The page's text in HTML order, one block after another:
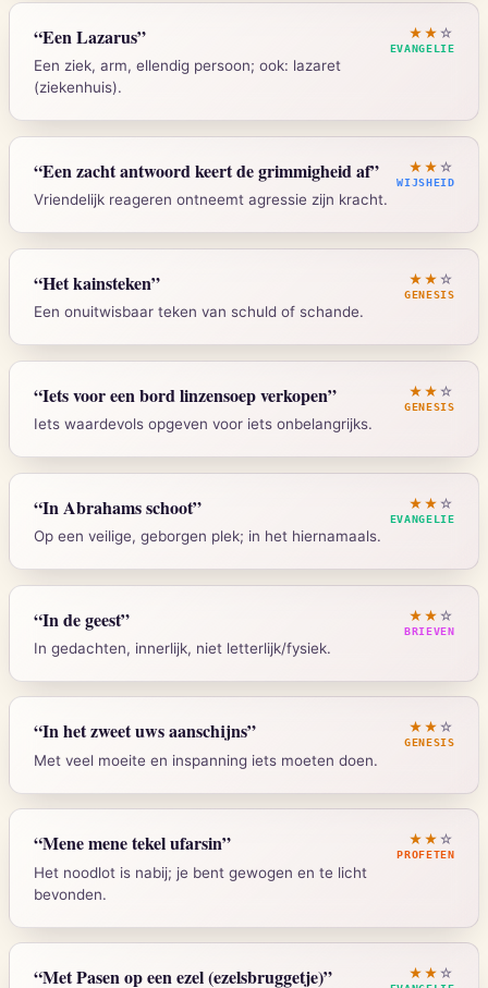
“Een Lazarus”
Een ziek, arm, ellendig persoon; ook: lazaret
(ziekenhuis).
★★ ☆
EVANGELIE
“Een zacht antwoord keert de grimmigheid af”
Vriendelijk reageren ontneemt agressie zijn kracht.
★★ ☆
WIJSHEID
“Het kainsteken”
Een onuitwisbaar teken van schuld of schande.
★★ ☆
GENESIS
“Iets voor een bord linzensoep verkopen”
Iets waardevols opgeven voor iets onbelangrijks.
★★ ☆
GENESIS
“In Abrahams schoot”
Op een veilige, geborgen plek; in het hiernamaals.
★★ ☆
EVANGELIE
Lukas 16:22
“In de geest”
In gedachten, innerlijk, niet letterlijk/fysiek.
★★ ☆
BRIEVEN
“In het zweet uws aanschijns”
Met veel moeite en inspanning iets moeten doen.
★★ ☆
GENESIS
“Mene mene tekel ufarsin”
Het noodlot is nabij; je bent gewogen en te licht
bevonden.
★★ ☆
PROFETEN
“Met Pasen op een ezel (ezelsbruggetje)” ★★ ☆